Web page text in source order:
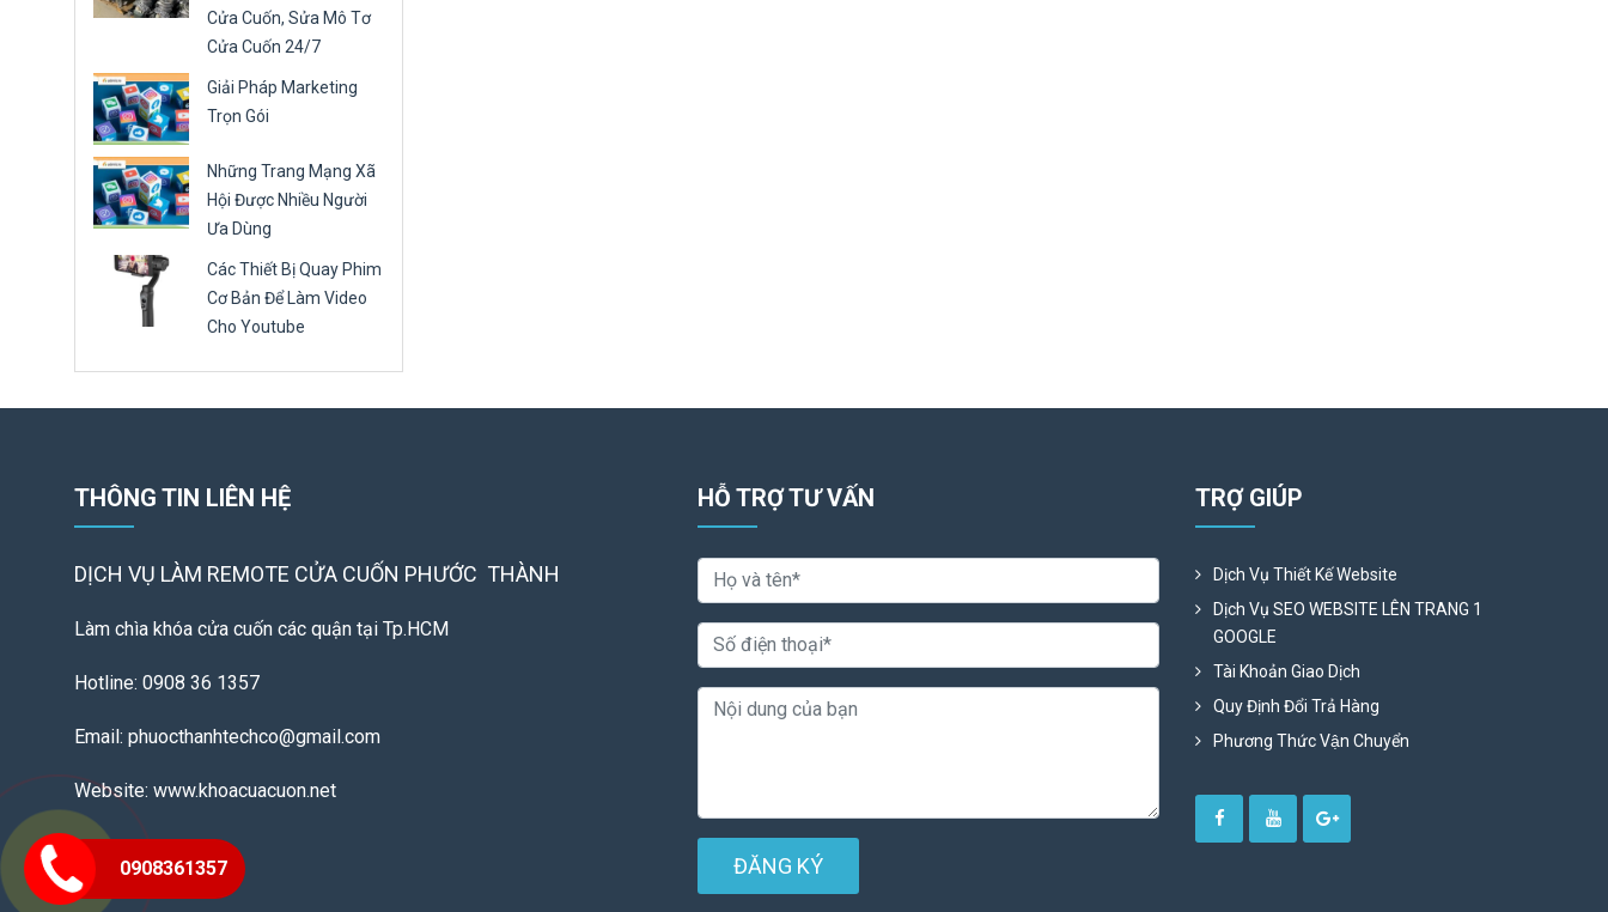
Cửa Cuốn, Sửa Mô Tơ
Cửa Cuốn 24/7
Giải Pháp Marketing
Trọn Gói
Những Trang Mạng Xã
Hội Được Nhiều Người
Ưa Dùng
Các Thiết Bị Quay Phim
Cơ Bản Để Làm Video
Cho Youtube
THÔNG TIN LIÊN HỆ
DỊCH VỤ LÀM REMOTE CỬA CUỐN PHƯỚC THÀNH
Làm chìa khóa cửa cuốn các quận tại Tp.HCM
Hotline: 0908 36 1357
Email: phuocthanhtechco@gmail.com
Website: www.khoacuacuon.net
HỖ TRỢ TƯ VẤN
ĐĂNG KÝ
TRỢ GIÚP
Dịch Vụ Thiết Kế Website
Dịch Vụ SEO WEBSITE LÊN TRANG 1
GOOGLE
Tài Khoản Giao Dịch
Quy Định Đổi Trả Hàng
Phương Thức Vận Chuyển
0908361357